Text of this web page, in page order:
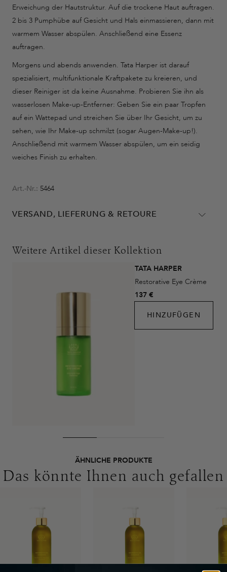
Erweichung der Hautstruktur. Auf die trockene Haut auftragen.
2 bis 3 Pumphübe auf Gesicht und Hals einmassieren, dann mit
warmem Wasser abspülen. Anschließend eine Essenz
auftragen.
Morgens und abends anwenden. Tata Harper ist darauf
spezialisiert, multifunktionale Kraftpakete zu kreieren, und
dieser Reiniger ist da keine Ausnahme. Probieren Sie ihn als
wasserlosen Make-up-Entferner: Geben Sie ein paar Tropfen
auf ein Wattepad und streichen Sie über Ihr Gesicht, um zu
sehen, wie Ihr Make-up schmilzt (sogar Augen-Make-up!).
Anschließend mit warmem Wasser abspülen, um ein seidig
weiches Finish zu erhalten.
Art.-Nr.: 5464
VERSAND, LIEFERUNG & RETOURE
DHL
Lieferungen in die Schweiz erfolgen ohne MwSt. - beachten
Ausland gelten andere Versandkosten.
Weitere Artikel dieser Kollektion
TATA HARPER
Restorative Eye Crème
137 €
HINZUFÜGEN
ÄHNLICHE PRODUKTE
Das könnte Ihnen auch gefallen